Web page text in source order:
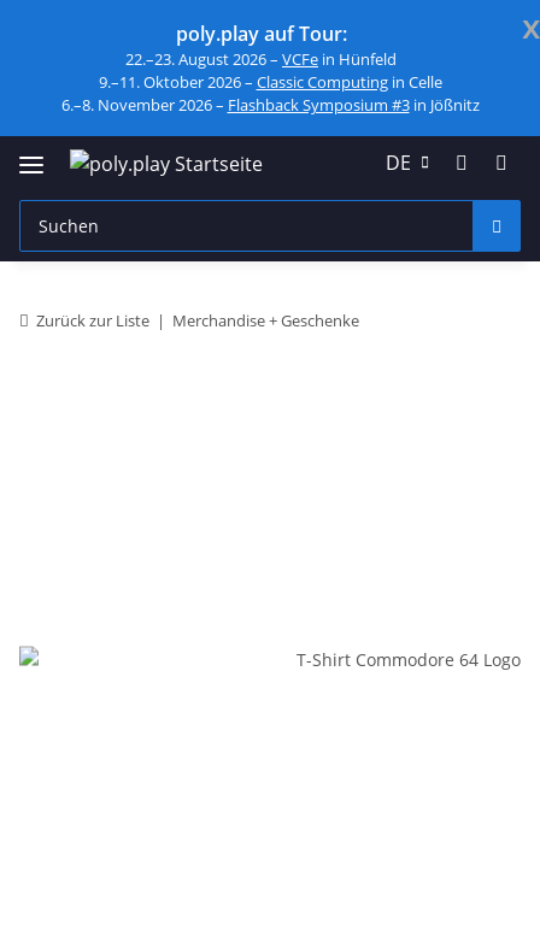
x
poly.play auf Tour:
22.–23. August 2026 – VCFe in Hünfeld
9.–11. Oktober 2026 – Classic Computingin Celle
6.–8. November 2026 – Flashback Symposium #3in Jößnitz
DE
Zurück zur Liste Merchandise + Geschenke